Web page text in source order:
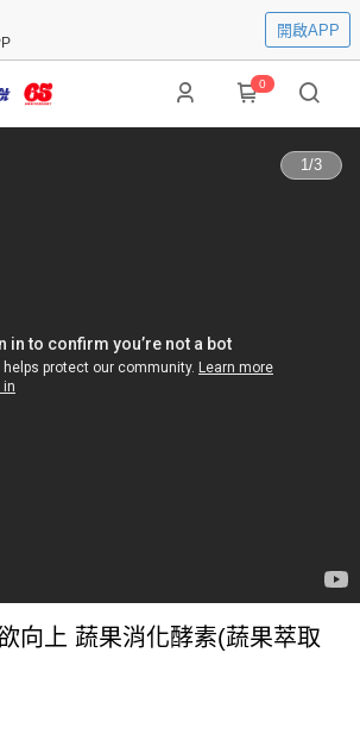
開啟APP
0
1/3
向上 蔬果消化酵素(蔬果萃取